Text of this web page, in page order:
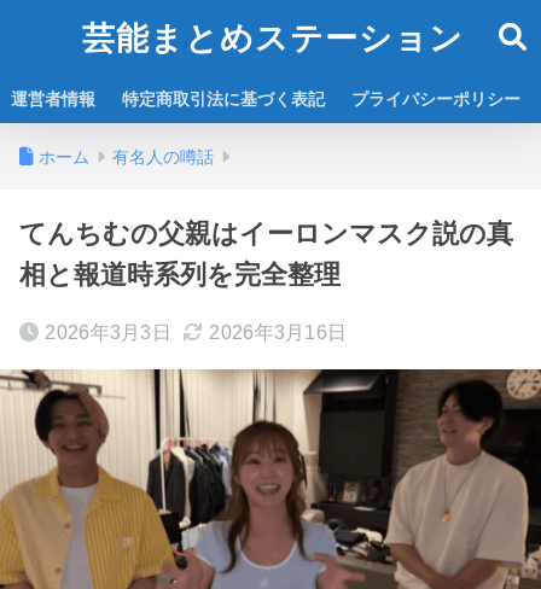
芸能まとめステーション
運営者情報 特定商取引法に基づく表記 プライバシーポリシー
ホーム 有名人の噂話
てんちむの父親はイーロンマスク説の真
相と報道時系列を完全整理
2026年3月3日 2026年3月16日